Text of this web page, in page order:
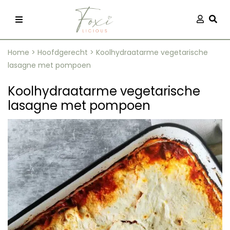
kleding
Home > Hoofdgerecht > Koolhydraatarme vegetarische
lasagne met pompoen
Koolhydraatarme vegetarische
lasagne met pompoen